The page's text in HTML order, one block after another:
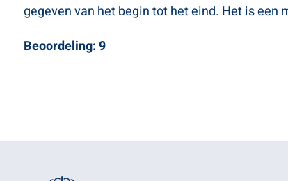
gegeven van het begin tot het eind. Het is een
Beoordeling: 9